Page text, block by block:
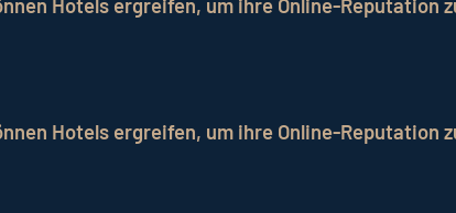
Hotels ergreifen, um ihre Online-Reputation
und durch gezieltes Marketing positive
Hotels ergreifen, um ihre Online-Reputation